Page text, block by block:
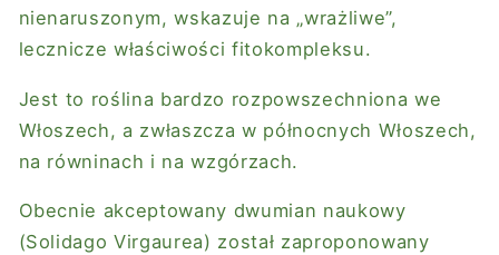
nienaruszonym, wskazuje na „wrażliwe”,
lecznicze właściwości fitokompleksu.
Jest to roślina bardzo rozpowszechniona we
Włoszech, a zwłaszcza w północnych Włoszech,
na równinach i na wzgórzach.
Obecnie akceptowany dwumian naukowy
(Solidago Virgaurea) został zaproponowany